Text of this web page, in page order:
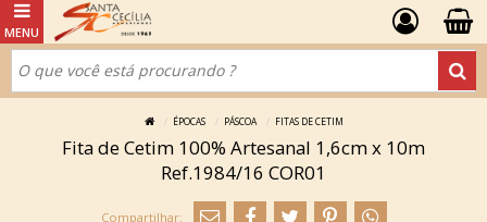
ÉPOCAS PÁSCOA FITAS DE CETIM
Fita de Cetim 100% Artesanal 1,6cm x 10m
Ref.1984/16 COR01